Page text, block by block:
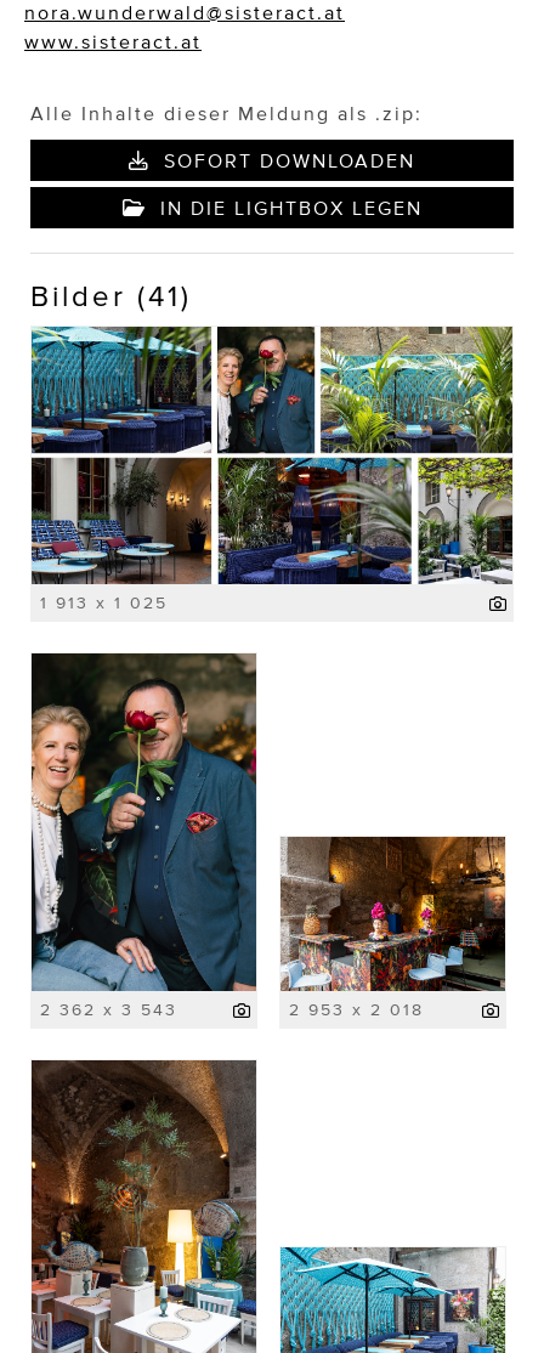
nora.wunderwald@sisteract.at
www.sisteract.at
Alle Inhalte dieser Meldung als .zip:
SOFORT DOWNLOADEN
IN DIE LIGHTBOX LEGEN
Bilder (41)
1 913 x 1 025
2 362 x 3 543 2 953 x 2 018